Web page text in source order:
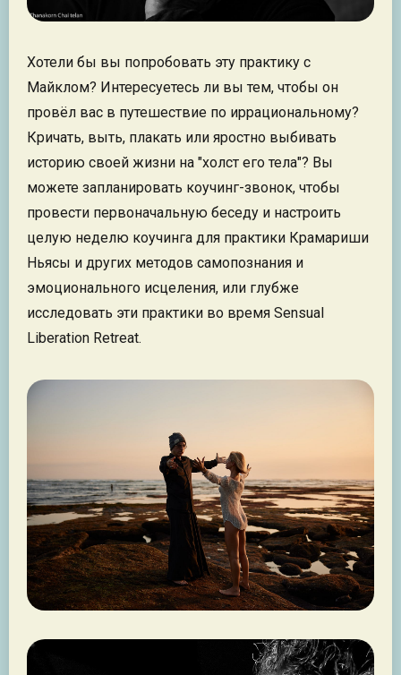
Хотели бы вы попробовать эту практику с
Майклом? Интересуетесь ли вы тем, чтобы он
провёл вас в путешествие по иррациональному?
Кричать, выть, плакать или яростно выбивать
историю своей жизни на "холст его тела"? Вы
можете запланировать коучинг-звонок, чтобы
провести первоначальную беседу и настроить
целую неделю коучинга для практики Крамариши
Ньясы и других методов самопознания и
эмоционального исцеления, или глубже
исследовать эти практики во время Sensual
Liberation Retreat.